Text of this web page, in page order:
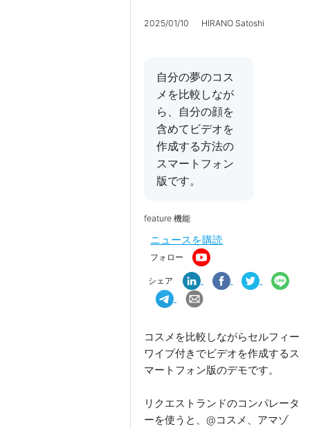
2025/01/10 HIRANO Satoshi
自分の夢のコス
メを比較しなが
ら、自分の顔を
含めてビデオを
作成する方法の
スマートフォン
版です。
feature 機能
ニュースを購読
フォロー
シェア
コスメを比較しながらセルフィー
ワイプ付きでビデオを作成するス
マートフォン版のデモです。
リクエストランドのコンパレータ
ーを使うと、@コスメ、アマゾ